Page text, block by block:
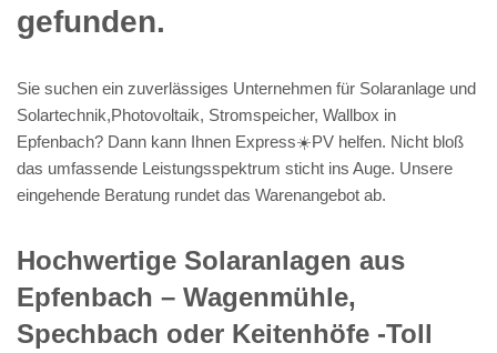
gefunden.
Sie suchen ein zuverlässiges Unternehmen für Solaranlage und
Solartechnik,Photovoltaik, Stromspeicher, Wallbox in
Epfenbach? Dann kann Ihnen Express☀️PV️ helfen. Nicht bloß
das umfassende Leistungsspektrum sticht ins Auge. Unsere
eingehende Beratung rundet das Warenangebot ab.
Hochwertige Solaranlagen aus
Epfenbach – Wagenmühle,
Spechbach oder Keitenhöfe -Toll